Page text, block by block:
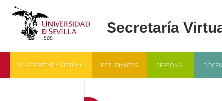
LA SECRETARÍA VIRTUAL ESTUDIANTES PERSONAL